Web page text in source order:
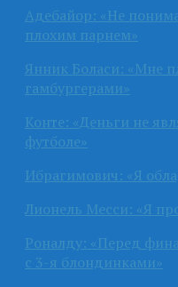
Адебайор: «Не
плохим парнем»
Янник Боласи: «Мне
гамбургерами»
Конте: «Деньги не
футболе»
Ибрагимович: «Я
Лионель Месси: «Я
Роналду: «Перед
с 3-я блондинками»